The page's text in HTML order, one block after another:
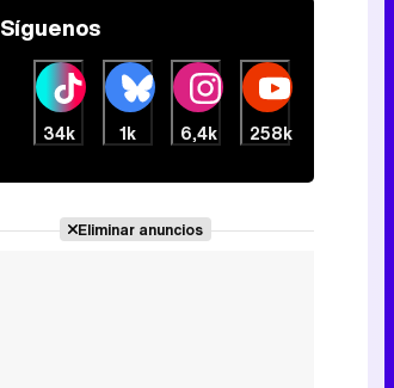
Síguenos
34k 1k 6,4k 258k
Eliminar anuncios